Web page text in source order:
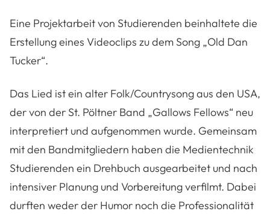
Eine Projektarbeit von Studierenden beinhaltete die
Erstellung eines Videoclips zu dem Song „Old Dan
Tucker“.
Das Lied ist ein alter Folk/Countrysong aus den USA,
der von der St. Pöltner Band „Gallows Fellows“ neu
interpretiert und aufgenommen wurde. Gemeinsam
mit den Bandmitgliedern haben die Medientechnik
Studierenden ein Drehbuch ausgearbeitet und nach
intensiver Planung und Vorbereitung verfilmt. Dabei
durften weder der Humor noch die Professionalität